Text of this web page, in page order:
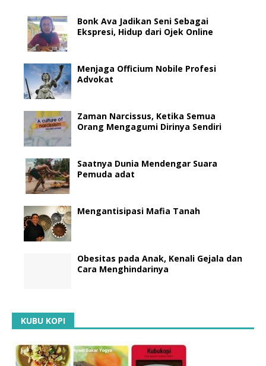
Bonk Ava Jadikan Seni Sebagai
Ekspresi, Hidup dari Ojek Online
Menjaga Officium Nobile Profesi
Advokat
Zaman Narcissus, Ketika Semua
Orang Mengagumi Dirinya Sendiri
Saatnya Dunia Mendengar Suara
Pemuda adat
Mengantisipasi Mafia Tanah
Obesitas pada Anak, Kenali Gejala dan
Cara Menghindarinya
KUBU KOPI